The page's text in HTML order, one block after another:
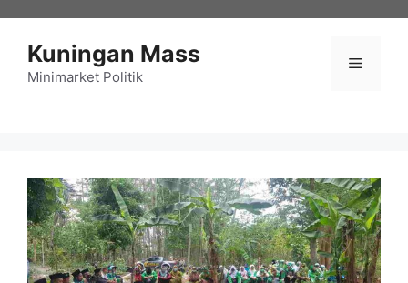
Kuningan Mass
Minimarket Politik
Menu